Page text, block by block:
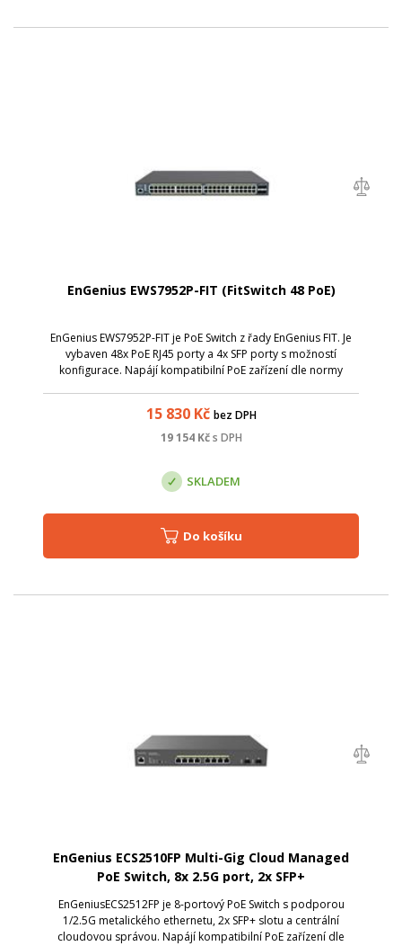
EnGenius EWS7952P-FIT (FitSwitch 48 PoE)
EnGenius EWS7952P-FIT je PoE Switch z řady EnGenius FIT. Je
vybaven 48x PoE RJ45 porty a 4x SFP porty s možností
konfigurace. Napájí kompatibilní PoE zařízení dle normy
15 830Kč bez DPH
19 154Kč s DPH
SKLADEM
Do košíku
EnGenius ECS2510FP Multi-Gig Cloud Managed
PoE Switch, 8x 2.5G port, 2x SFP+
EnGeniusECS2512FP je 8-portový PoE Switch s podporou
1/2.5G metalického ethernetu, 2x SFP+ slotu a centrální
cloudovou správou. Napájí kompatibilní PoE zařízení dle